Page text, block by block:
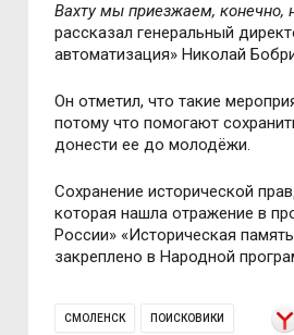
Вахту мы приезжаем, конечно,
рассказал генеральный
автоматизация» Николай
Он отметил, что такие
потому что помогают
донести ее до молодёжи.
Сохранение исторической
которая нашла отражение в
России» «Историческая
закреплено в Народной
СМОЛЕНСК ПОИСКОВИКИ